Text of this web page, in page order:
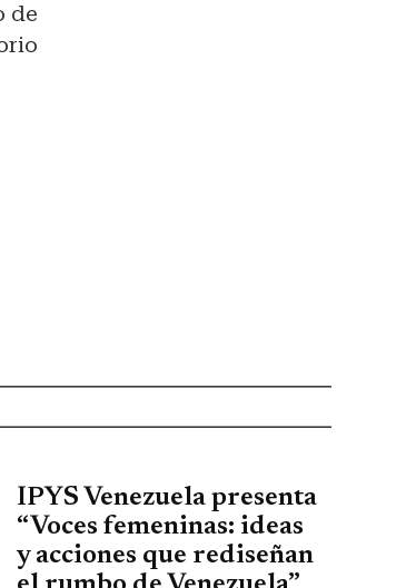
de
IPYS Venezuela presenta
“Voces femeninas: ideas
y acciones que rediseñan